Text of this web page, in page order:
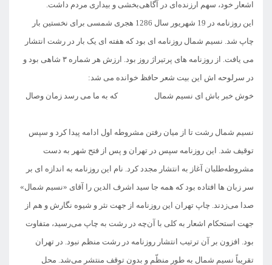
اشعار خود، سهم ارزنده‌ای در آگاهی‌بخشی و بیداری مردم داشت.
این روزنامه در 19 شهریور سال 1286 هجری شمسی برای نخستین بار
چاپ شد. نسیم شمال روزنامه ای بود که هفته ای یک بار در رشت انتشار
می یافت. از روزنامه های پرتیراژ روز بود. ارزش هر شماره ۳ شاهی بود و
در سرلوحه اش این بیت شعر حافظ خوانده می شد:
خوش خبر باش ای نسیم شمال که به ما می رسد زمان وصال
نسیم شمال رشت تا از میان رفتن مشروطه اول ادامه پیدا کرد و سپس
توقیف شد. این روزنامه سپس در تهران و پس از فتح شهر به دست
مشروطه‌طلبان آغاز به انتشار مجدد کرد. نام این روزنامه به اندازه ای بر
سر زبان ها افتاده بود که همه جا سید اشرف الدین را آقای «نسیم شمال»
صدا می‌زدند. چاپ تهران این روزنامه از جهت نثر و شیوه نگارش و هم از
جهت استحکام اشعار به کلی با آن‌چه در رشت به چاپ می‌رسید، متفاوت
بود. افزون بر آن ترتیب انتشار روزنامه در رشت منظم نبود. در تهران
تقریباً نسیم شمال به طور منظّم و بدون توقف منتشر می‌شد. محل